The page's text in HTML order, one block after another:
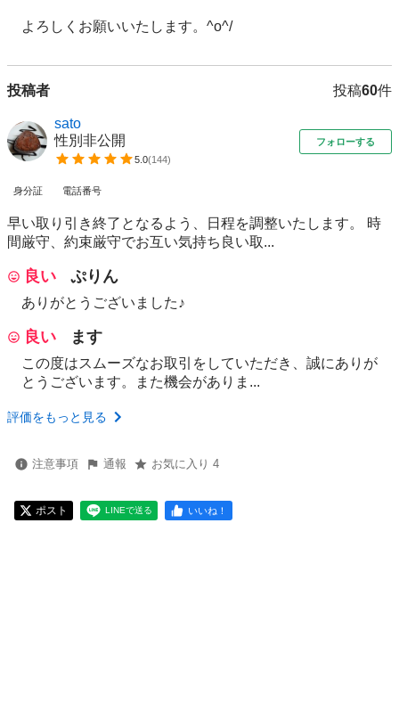
よろしくお願いいたします。^o^/
投稿者 投稿60件
sato
性別非公開
5.0(144)
フォローする
身分証 電話番号
早い取り引き終了となるよう、日程を調整いたします。 時
間厳守、約束厳守でお互い気持ち良い取...
良い ぷりん
ありがとうございました♪
良い ます
この度はスムーズなお取引をしていただき、誠にありが
とうございます。また機会がありま...
評価をもっと見る
注意事項 通報 お気に入り 4
ポスト LINEで送る いいね！